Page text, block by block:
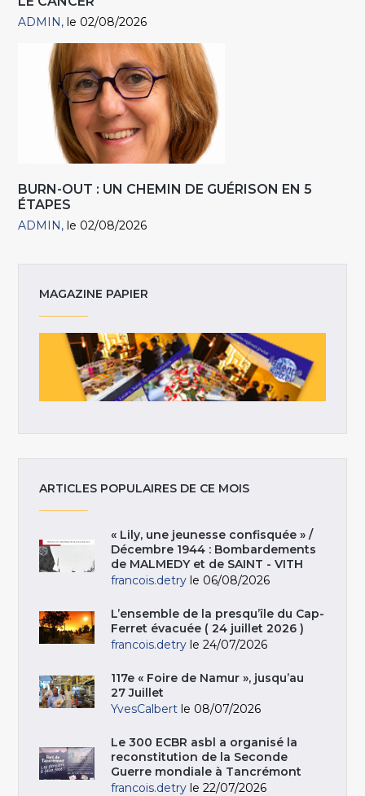
ADMIN le 02/08/2026
BURN-OUT : UN CHEMIN DE GUÉRISON EN 5
ÉTAPES
ADMIN le 02/08/2026
MAGAZINE PAPIER
ARTICLES POPULAIRES DE CE MOIS
« Lily, une jeunesse confisquée » /
Décembre 1944 : Bombardements
de MALMEDY et de SAINT - VITH
francois.detry le 06/08/2026
L’ensemble de la presqu’île du Cap-
Ferret évacuée ( 24 juillet 2026 )
francois.detry le 24/07/2026
117e « Foire de Namur », jusqu’au
27 Juillet
YvesCalbert le 08/07/2026
Le 300 ECBR asbl a organisé la
reconstitution de la Seconde
Guerre mondiale à Tancrémont
francois.detry le 22/07/2026